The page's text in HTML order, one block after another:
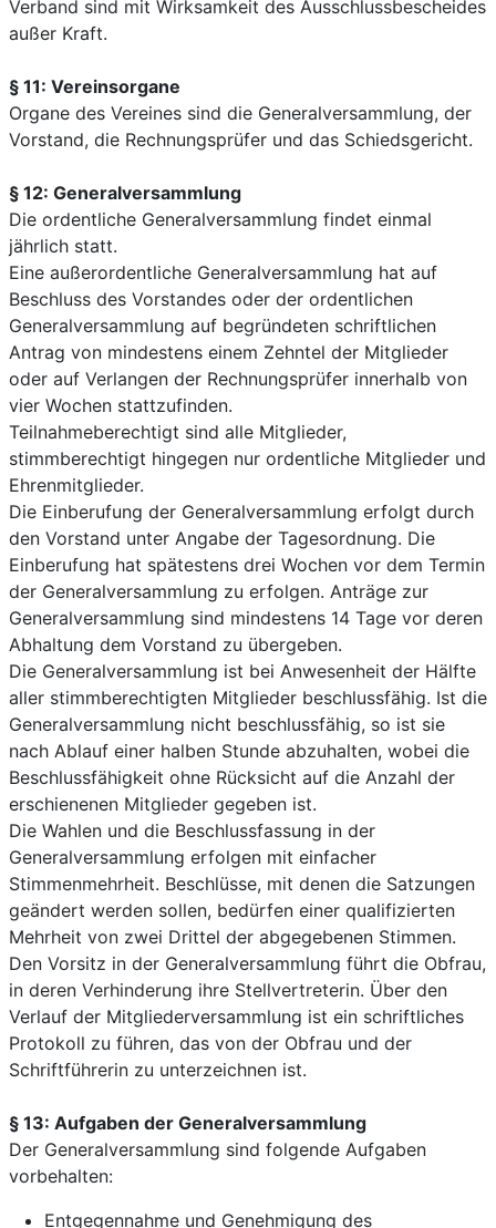
Verband sind mit Wirksamkeit des Ausschlussbescheides
außer Kraft.
§ 11: Vereinsorgane
Organe des Vereines sind die Generalversammlung, der
Vorstand, die Rechnungsprüfer und das Schiedsgericht.
§ 12: Generalversammlung
Die ordentliche Generalversammlung findet einmal
jährlich statt.
Eine außerordentliche Generalversammlung hat auf
Beschluss des Vorstandes oder der ordentlichen
Generalversammlung auf begründeten schriftlichen
Antrag von mindestens einem Zehntel der Mitglieder
oder auf Verlangen der Rechnungsprüfer innerhalb von
vier Wochen stattzufinden.
Teilnahmeberechtigt sind alle Mitglieder,
stimmberechtigt hingegen nur ordentliche Mitglieder und
Ehrenmitglieder.
Die Einberufung der Generalversammlung erfolgt durch
den Vorstand unter Angabe der Tagesordnung. Die
Einberufung hat spätestens drei Wochen vor dem Termin
der Generalversammlung zu erfolgen. Anträge zur
Generalversammlung sind mindestens 14 Tage vor deren
Abhaltung dem Vorstand zu übergeben.
Die Generalversammlung ist bei Anwesenheit der Hälfte
aller stimmberechtigten Mitglieder beschlussfähig. Ist die
Generalversammlung nicht beschlussfähig, so ist sie
nach Ablauf einer halben Stunde abzuhalten, wobei die
Beschlussfähigkeit ohne Rücksicht auf die Anzahl der
erschienenen Mitglieder gegeben ist.
Die Wahlen und die Beschlussfassung in der
Generalversammlung erfolgen mit einfacher
Stimmenmehrheit. Beschlüsse, mit denen die Satzungen
geändert werden sollen, bedürfen einer qualifizierten
Mehrheit von zwei Drittel der abgegebenen Stimmen.
Den Vorsitz in der Generalversammlung führt die Obfrau,
in deren Verhinderung ihre Stellvertreterin. Über den
Verlauf der Mitgliederversammlung ist ein schriftliches
Protokoll zu führen, das von der Obfrau und der
Schriftführerin zu unterzeichnen ist.
§ 13: Aufgaben der Generalversammlung
Der Generalversammlung sind folgende Aufgaben
vorbehalten:
Entgegennahme und Genehmigung des